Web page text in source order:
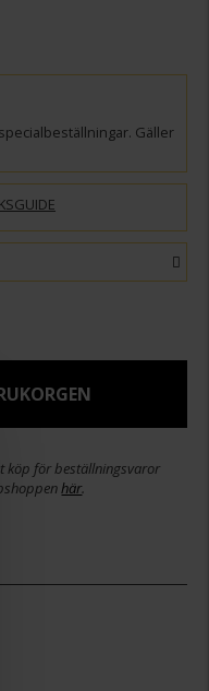
Gäller
köp för beställningsvaror
här.